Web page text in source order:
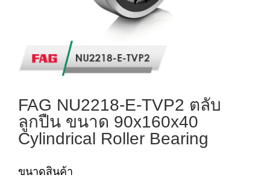
FAG NU2218-E-TVP2 ตลับ
ลูกปืน ขนาด 90x160x40
Cylindrical Roller Bearing
ขนาดสินค้า